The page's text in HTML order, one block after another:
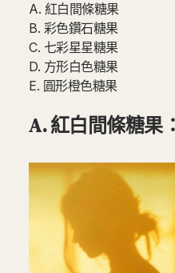
A. 紅白間條糖果
B. 彩色鑽石糖果
C. 七彩星星糖果
D. 方形白色糖果
E. 圓形橙色糖果
A. 紅白間條糖果